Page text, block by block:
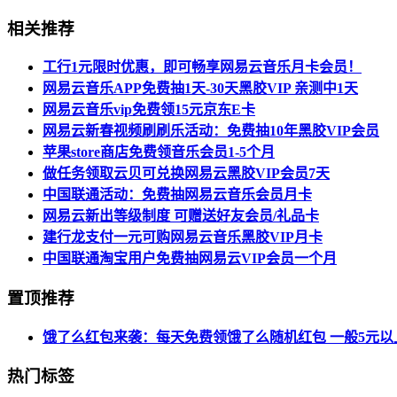
相关推荐
工行1元限时优惠，即可畅享网易云音乐月卡会员！
网易云音乐APP免费抽1天-30天黑胶VIP 亲测中1天
网易云音乐vip免费领15元京东E卡
网易云新春视频刷刷乐活动：免费抽10年黑胶VIP会员
苹果store商店免费领音乐会员1-5个月
做任务领取云贝可兑换网易云黑胶VIP会员7天
中国联通活动：免费抽网易云音乐会员月卡
网易云新出等级制度 可赠送好友会员/礼品卡
建行龙支付一元可购网易云音乐黑胶VIP月卡
中国联通淘宝用户免费抽网易云VIP会员一个月
置顶推荐
饿了么红包来袭：每天免费领饿了么随机红包 一般5元以
热门标签